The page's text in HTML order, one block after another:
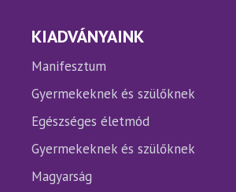
KIADVÁNYAINK
Manifesztum
Gyermekeknek és szülőknek
Egészséges életmód
Gyermekeknek és szülőknek
Magyarság